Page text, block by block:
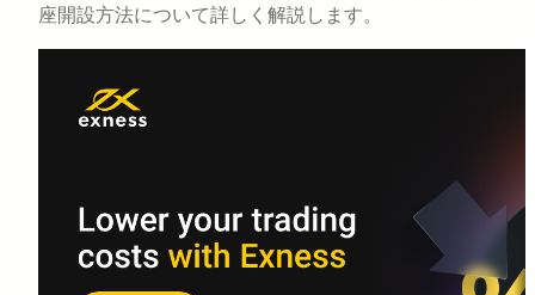
座開設方法について詳しく解説します。